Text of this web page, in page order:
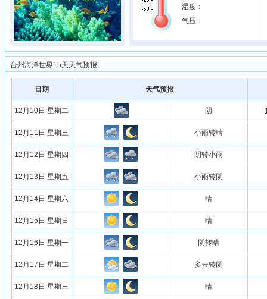
湿度：
气压：
台州海洋世界15天天气预报
日期 天气预报
12月10日 星期二 阴
12月11日 星期三 小雨转晴
12月12日 星期四 阴转小雨
12月13日 星期五 小雨转阴
12月14日 星期六 晴
12月15日 星期日 晴
12月16日 星期一 阴转晴
12月17日 星期二 多云转阴
12月18日 星期三 晴